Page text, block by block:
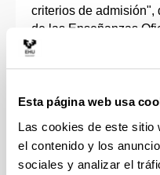
Esta página web usa
Las cookies de este sitio
el contenido y los
sociales y analizar el
criterios de admisión",
de las Enseñanzas
UPV/EHU, de 25 de
programa de